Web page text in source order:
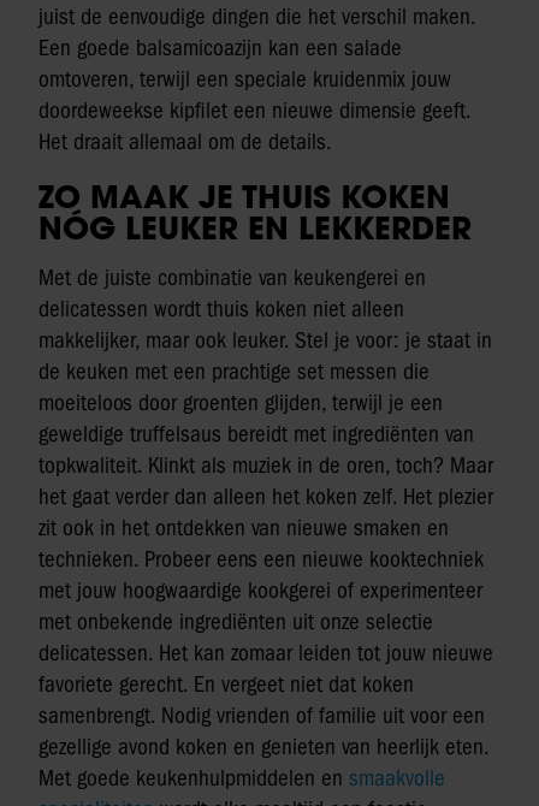
juist de eenvoudige dingen die het verschil maken.
Een goede balsamicoazijn kan een salade
omtoveren, terwijl een speciale kruidenmix jouw
doordeweekse kipfilet een nieuwe dimensie geeft.
Het draait allemaal om de details.
ZO MAAK JE THUIS KOKEN
NÓG LEUKER EN LEKKERDER
Met de juiste combinatie van keukengerei en
delicatessen wordt thuis koken niet alleen
makkelijker, maar ook leuker. Stel je voor: je staat in
de keuken met een prachtige set messen die
moeiteloos door groenten glijden, terwijl je een
geweldige truffelsaus bereidt met ingrediënten van
topkwaliteit. Klinkt als muziek in de oren, toch? Maar
het gaat verder dan alleen het koken zelf. Het plezier
zit ook in het ontdekken van nieuwe smaken en
technieken. Probeer eens een nieuwe kooktechniek
met jouw hoogwaardige kookgerei of experimenteer
met onbekende ingrediënten uit onze selectie
delicatessen. Het kan zomaar leiden tot jouw nieuwe
favoriete gerecht. En vergeet niet dat koken
samenbrengt. Nodig vrienden of familie uit voor een
gezellige avond koken en genieten van heerlijk eten.
Met goede keukenhulpmiddelen en smaakvolle